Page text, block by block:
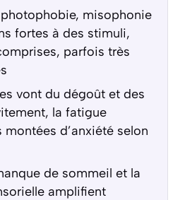
misophonie
fortes à des stimuli,
parfois très
vont du dégoût et des
la fatigue
montées d’anxiété selon
de sommeil et la
amplifient